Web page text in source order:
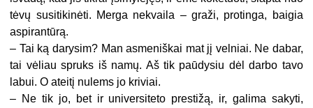
tėvų susitikinėti. Merga nekvaila – graži, protinga, baigia
aspirantūrą.
– Tai ką darysim? Man asmeniškai mat jį velniai. Ne dabar,
tai vėliau spruks iš namų. Aš tik paūdysiu dėl darbo tavo
labui. O ateitį nulems jo kriviai.
– Ne tik jo, bet ir universiteto prestižą, ir, galima sakyti,